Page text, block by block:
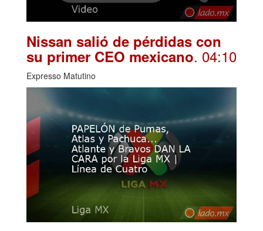
Nissan salió de pérdidas con
su primer CEO mexicano. 04:10
Expresso Matutino